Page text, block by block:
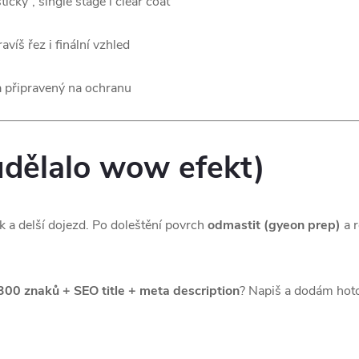
řez i finální vzhled
připravený na ochranu
wow efekt)
a delší dojezd. Po doleštění povrch odmastit (gyeon prep) a
znaků + SEO title + meta description? Napiš a dodám